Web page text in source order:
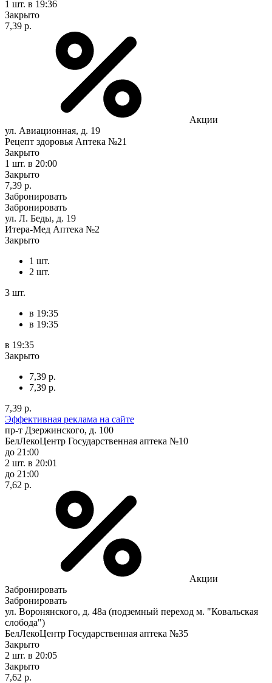
1 шт. в 19:36
Закрыто
7,39 р.
Акции
ул. Авиационная, д. 19
Рецепт здоровья Аптека №21
Закрыто
1 шт. в 20:00
Закрыто
7,39 р.
Забронировать
Забронировать
ул. Л. Беды, д. 19
Итера-Мед Аптека №2
Закрыто
1 шт.
2 шт.
3 шт.
в 19:35
в 19:35
в 19:35
Закрыто
7,39 р.
7,39 р.
7,39 р.
Эффективная реклама на сайте
пр-т Дзержинского, д. 100
БелЛекоЦентр Государственная аптека №10
до 21:00
2 шт. в 20:01
до 21:00
7,62 р.
Акции
Забронировать
Забронировать
ул. Воронянского, д. 48а (подземный переход м. "Ковальская
слобода")
БелЛекоЦентр Государственная аптека №35
Закрыто
2 шт. в 20:05
Закрыто
7,62 р.